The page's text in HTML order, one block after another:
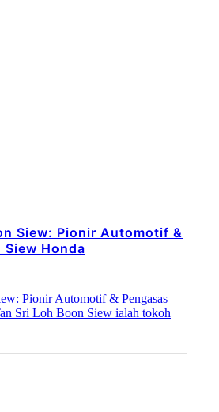
Siew: Pionir Automotif &
Siew Honda
Pionir Automotif & Pengasas
Sri Loh Boon Siew ialah tokoh